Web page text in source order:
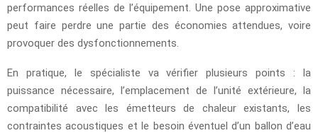
performances réelles de l’équipement. Une pose approximative
peut faire perdre une partie des économies attendues, voire
provoquer des dysfonctionnements.
En pratique, le spécialiste va vérifier plusieurs points : la
puissance nécessaire, l’emplacement de l’unité extérieure, la
compatibilité avec les émetteurs de chaleur existants, les
contraintes acoustiques et le besoin éventuel d’un ballon d’eau